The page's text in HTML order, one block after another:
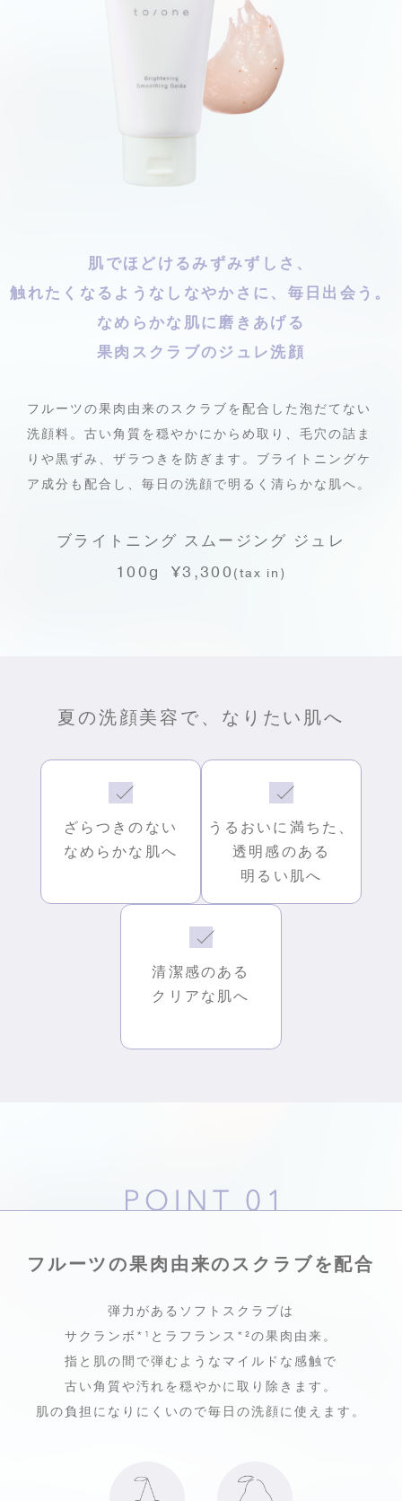
肌でほどけるみずみずしさ、
触れたくなるようなしなやかさに、毎日出会う。
なめらかな肌に磨きあげる
果肉スクラブのジュレ洗顔
フルーツの果肉由来のスクラブを配合した泡だてない
洗顔料。 古い角質を穏やかにからめ取り、毛穴の詰ま
りや黒ずみ、 ザラつきを防ぎます。 ブライトニングケ
ア成分も配合し、毎日の洗顔で明るく清らかな肌へ。
ブライトニング スムージング ジュレ
100g ¥3,300 (tax in)
夏の洗顔美容で、なりたい肌へ
ざらつきのない
なめらかな肌へ
うるおいに満ちた、
透明感のある
明るい肌へ
清潔感のある
クリアな肌へ
フルーツの果肉由来のスクラブを配合
弾力があるソフトスクラブは
サクランボ*¹とラフランス *²の果肉由来。
指と肌の間で弾むようなマイルドな感触で
古い角質や汚れを穏やかに取り除きます。
肌の負担になりにくいので毎日の洗顔に使えます。